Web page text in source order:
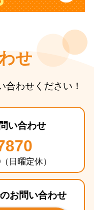
せ
合わせください！
い合わせ
日曜定休）
お問い合わせ